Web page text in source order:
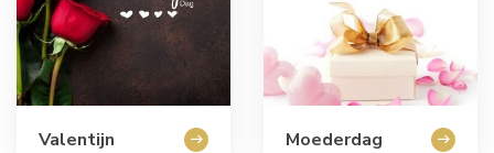
Valentijn Moederdag